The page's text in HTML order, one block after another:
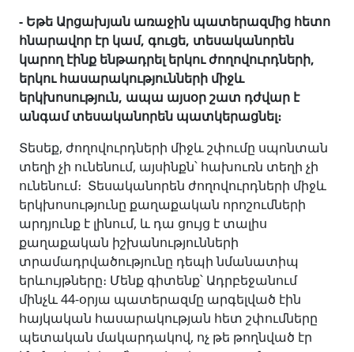
- Եթե Արցախյան առաջին պատերազմից հետո
հնարավոր էր կամ, գուցե, տեսականորեն
կարող էինք ենթադրել երկու ժողովուրդների,
երկու հասարակությունների միջև
երկխոսություն, ապա այսօր շատ դժվար է
անգամ տեսականորեն պատկերացնել։
Տեսեք, ժողովուրդների միջև շփումը սպոնտան
տեղի չի ունենում, այսինքն՝ հախուռն տեղի չի
ունենում։ Տեսականորեն ժողովուրդների միջև
երկխոսությունը քաղաքական որոշումների
արդյունք է լինում, և դա ցույց է տալիս
քաղաքական իշխանությունների
տրամադրվածությունը դեպի նմանատիպ
երևույթները։ Մենք գիտենք՝ Ադրբեջանում
մինչև 44-օրյա պատերազմը արգելված էին
հայկական հասարակության հետ շփումները
պետական մակարդակով, ոչ թե թողնված էր